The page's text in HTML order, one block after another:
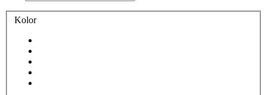
Kolor